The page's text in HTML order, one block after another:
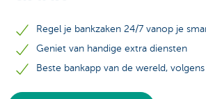
Regel je bankzaken 24/7 vanop je
Geniet van handige extra diensten
Beste bankapp van de wereld, volgens